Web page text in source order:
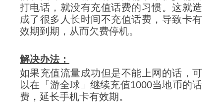
打电话，就没有充值话费的习惯。这就造
成了很多人长时间不充值话费，导致卡有
效期到期，从而欠费停机。
解决办法：
如果充值流量成功但是不能上网的话，可
以在「游全球」继续充值1000当地币的话
费，延长手机卡有效期。